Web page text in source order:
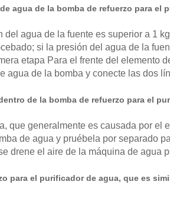
agua de la bomba de refuerzo para
agua de la fuente es superior a 1
si la presión del agua de la
etapa Para el frente del elemento
agua de la bomba y conecte las dos
de la bomba de refuerzo para el
que generalmente es causada por el
de agua y pruébela por separado
drene el aire de la máquina de agua
para el purificador de agua, que es